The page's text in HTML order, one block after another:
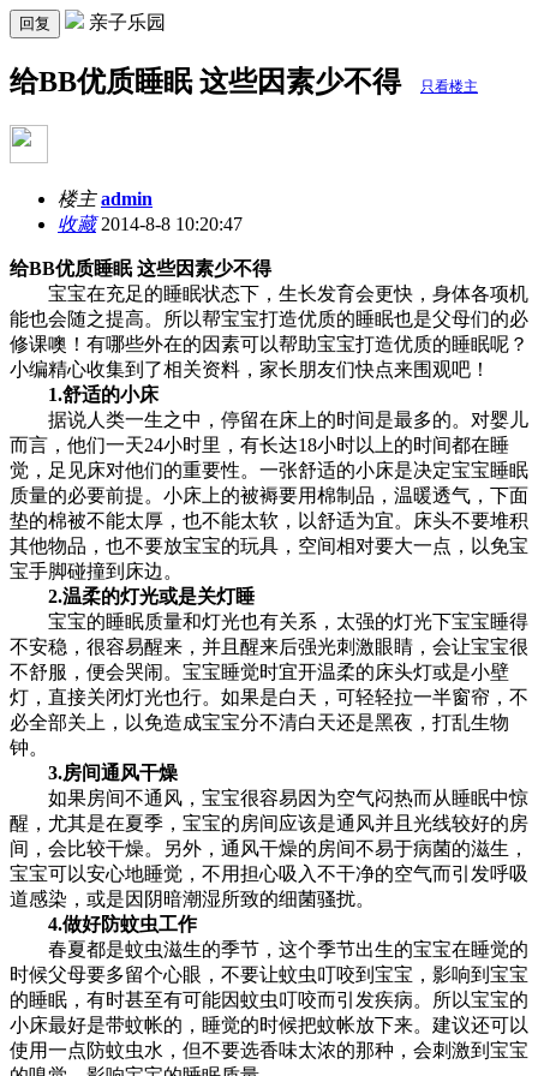
回复 亲子乐园
给BB优质睡眠 这些因素少不得 只看楼主
楼主 admin
收藏2014-8-8 10:20:47
给BB优质睡眠 这些因素少不得
宝宝在充足的睡眠状态下，生长发育会更快，身体各项机
能也会随之提高。所以帮宝宝打造优质的睡眠也是父母们的必
修课噢！有哪些外在的因素可以帮助宝宝打造优质的睡眠呢？
小编精心收集到了相关资料，家长朋友们快点来围观吧！
1.舒适的小床
据说人类一生之中，停留在床上的时间是最多的。对婴儿
而言，他们一天24小时里，有长达18小时以上的时间都在睡
觉，足见床对他们的重要性。一张舒适的小床是决定宝宝睡眠
质量的必要前提。小床上的被褥要用棉制品，温暖透气，下面
垫的棉被不能太厚，也不能太软，以舒适为宜。床头不要堆积
其他物品，也不要放宝宝的玩具，空间相对要大一点，以免宝
宝手脚碰撞到床边。
2.温柔的灯光或是关灯睡
宝宝的睡眠质量和灯光也有关系，太强的灯光下宝宝睡得
不安稳，很容易醒来，并且醒来后强光刺激眼睛，会让宝宝很
不舒服，便会哭闹。宝宝睡觉时宜开温柔的床头灯或是小壁
灯，直接关闭灯光也行。如果是白天，可轻轻拉一半窗帘，不
必全部关上，以免造成宝宝分不清白天还是黑夜，打乱生物
钟。
3.房间通风干燥
如果房间不通风，宝宝很容易因为空气闷热而从睡眠中惊
醒，尤其是在夏季，宝宝的房间应该是通风并且光线较好的房
间，会比较干燥。另外，通风干燥的房间不易于病菌的滋生，
宝宝可以安心地睡觉，不用担心吸入不干净的空气而引发呼吸
道感染，或是因阴暗潮湿所致的细菌骚扰。
4.做好防蚊虫工作
春夏都是蚊虫滋生的季节，这个季节出生的宝宝在睡觉的
时候父母要多留个心眼，不要让蚊虫叮咬到宝宝，影响到宝宝
的睡眠，有时甚至有可能因蚊虫叮咬而引发疾病。所以宝宝的
小床最好是带蚊帐的，睡觉的时候把蚊帐放下来。建议还可以
使用一点防蚊虫水，但不要选香味太浓的那种，会刺激到宝宝